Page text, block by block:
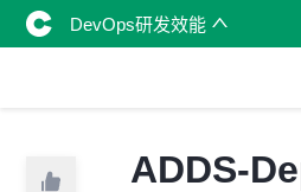
DevOps研发效能
ADDS-